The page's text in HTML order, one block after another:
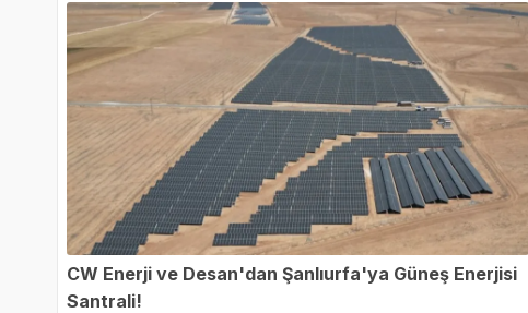
Aldı!
CW Enerji ve Desan'dan Şanlıurfa'ya Güneş Enerjisi
Santrali!